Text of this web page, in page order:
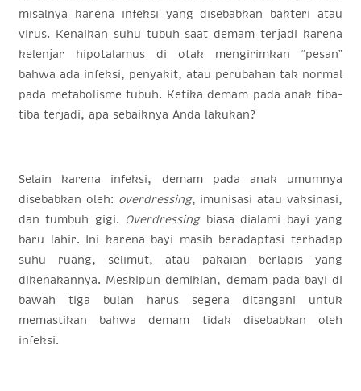
misalnya karena infeksi yang disebabkan bakteri atau
virus. Kenaikan suhu tubuh saat demam terjadi karena
kelenjar hipotalamus di otak mengirimkan “pesan”
bahwa ada infeksi, penyakit, atau perubahan tak normal
pada metabolisme tubuh. Ketika demam pada anak tiba-
tiba terjadi, apa sebaiknya Anda lakukan?
Selain karena infeksi, demam pada anak umumnya
disebabkan oleh: overdressing, imunisasi atau vaksinasi,
dan tumbuh gigi.
Overdressing biasa dialami bayi yang
baru lahir. Ini karena bayi masih beradaptasi terhadap
suhu ruang, selimut, atau pakaian berlapis yang
dikenakannya. Meskipun demikian, demam pada bayi di
bawah tiga bulan harus segera ditangani untuk
memastikan bahwa demam tidak disebabkan oleh
infeksi.